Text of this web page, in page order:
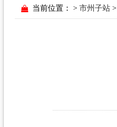
当前位置： > 市州子站>